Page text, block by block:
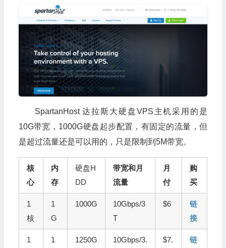
SpartanHost 达拉斯大硬盘VPS主机采用的是
10G带宽，1000G硬盘起步配置，有固定的流量，但
是超过流量还是可以用的，只是限制到5M带宽。
核
心
内
存
硬盘H
DD
带宽和月
流量
月
付
购
买
1
核
1
G
1000G
10Gbps/3
T
$6
链
接
1
1
1250G
10Gbps/3.
$7.
链